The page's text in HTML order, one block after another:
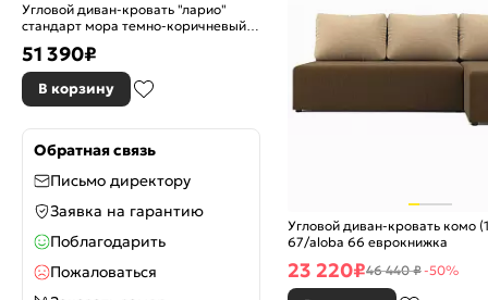
Угловой диван-кровать "ларио"
стандарт мора темно-коричневый
51 390₽
В корзину
Обратная связь
Письмо директору
Заявка на гарантию
Поблагодарить
Пожаловаться
Угловой диван-кровать комо
67/aloba 66 еврокнижка
23 220₽46 440 ₽-50%